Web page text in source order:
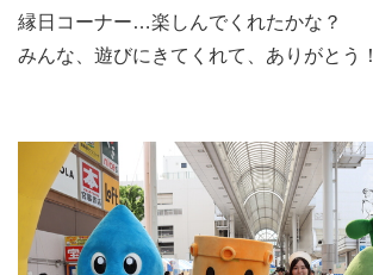
縁日コーナー…楽しんでくれたかな？
みんな、遊びにきてくれて、ありがとう！